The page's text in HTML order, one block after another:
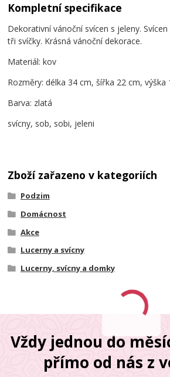
Kompletní specifikace
Dekorativní vánoční svícen s jeleny.
tři svíčky. Krásná vánoční dekorace.
Materiál: kov
Rozměry: délka 34 cm, šířka 22 cm, výška
Barva: zlatá
svícny, sob, sobi, jeleni
Zboží zařazeno v kategoriích
Podzim
Domácnost
Akce
Lucerny a svícny
Lucerny, svícny a domky
Vždy jednou do
přímo od nás z